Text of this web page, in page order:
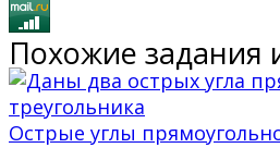
Похожие задания
Острые углы